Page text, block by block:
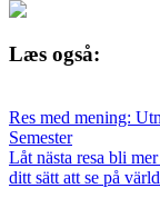
Læs også:
Res med mening:
Semester
Låt nästa resa bli
ditt sätt att se på